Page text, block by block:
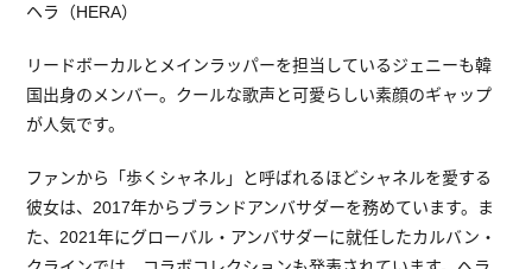
ヘラ（HERA）
リードボーカルとメインラッパーを担当しているジェニーも韓
国出身のメンバー。クールな歌声と可愛らしい素顔のギャップ
が人気です。
ファンから「歩くシャネル」と呼ばれるほどシャネルを愛する
彼女は、2017年からブランドアンバサダーを務めています。ま
た、2021年にグローバル・アンバサダーに就任したカルバン・